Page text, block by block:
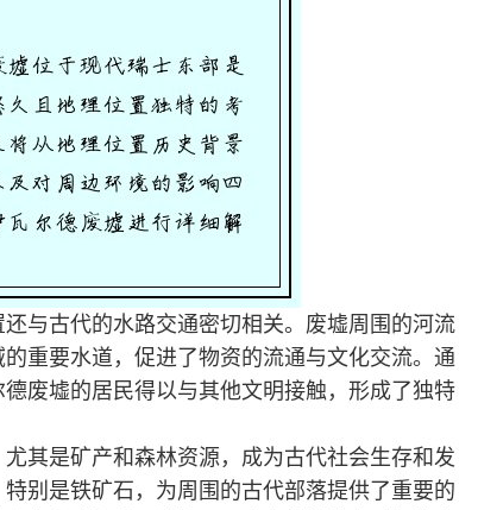
与古代的水路交通密切相关。废墟周围的河流
重要水道，促进了物资的流通与文化交流。通
废墟的居民得以与其他文明接触，形成了独特
其是矿产和森林资源，成为古代社会生存和发
别是铁矿石，为周围的古代部落提供了重要的